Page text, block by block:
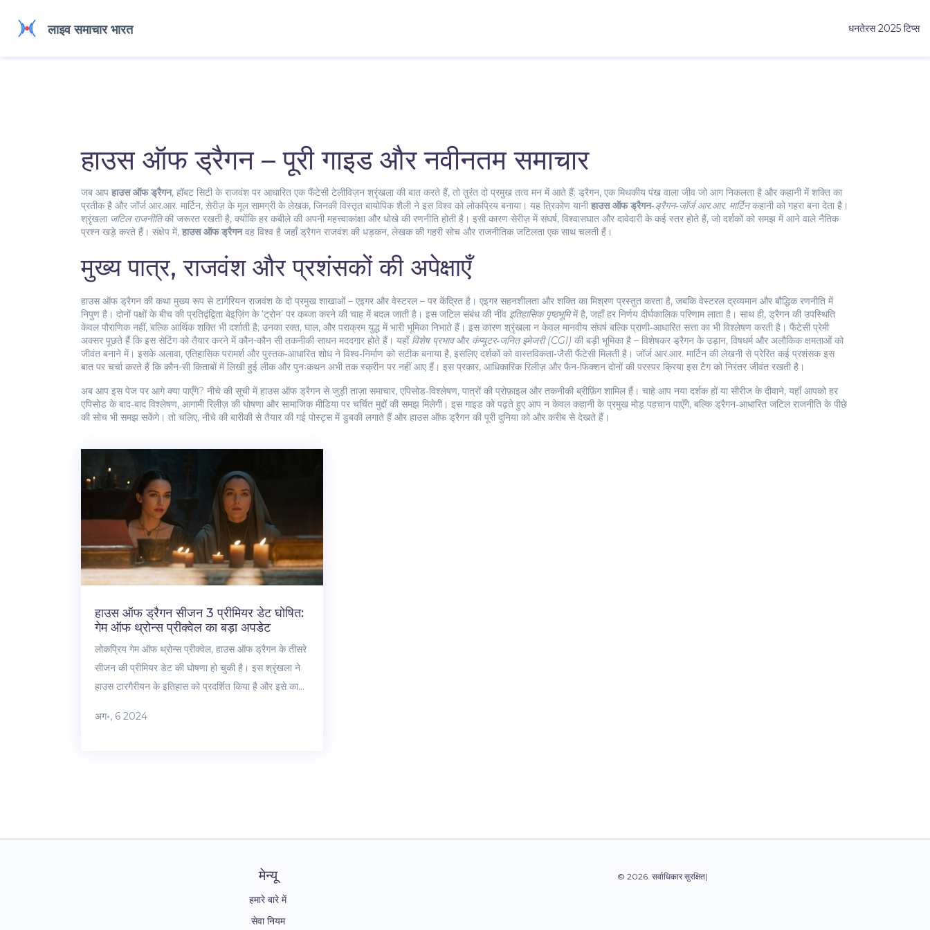
धनतेरस 2025 टिप्स
हाउस ऑफ ड्रैगन – पूरी गाइड और नवीनतम समाचार
जब आप हाउस ऑफ ड्रैगन, हॉबट सिटी के राजवंश पर आधारित एक फैंटेसी टेलीविज़न श्रृंखला की बात करते हैं, तो तुरंत दो प्रमुख तत्व मन में आते हैं: ड्रैगन, एक मिथकीय पंख वाला जीव जो आग निकलता है और कहानी में शक्ति का
प्रतीक है और जॉर्ज आर.आर. मार्टिन, सेरीज़ के मूल सामग्री के लेखक, जिनकी विस्तृत बायोपिक शैली ने इस विश्व को लोकप्रिय बनाया । यह त्रिकोण यानी हाउस ऑफ ड्रैगन‑ड्रैगन‑जॉर्ज आर.आर. मार्टिनकहानी को गहरा बना देता है।
श्रृंखला जटिल राजनीतिकी जरूरत रखती है, क्योंकि हर कबीले की अपनी महत्त्वाकांक्षा और धोखे की रणनीति होती है। इसी कारण सेरीज़ में संघर्ष, विश्वासघात और दावेदारी के कई स्तर होते हैं, जो दर्शकों को समझ में आने वाले नैतिक
प्रश्न खड़े करते हैं। संक्षेप में, हाउस ऑफ ड्रैगनवह विश्व है जहाँ ड्रैगन राजवंश की धड़कन, लेखक की गहरी सोच और राजनीतिक जटिलता एक साथ चलती हैं।
मुख्य पात्र, राजवंश और प्रशंसकों की अपेक्षाएँ
हाउस ऑफ ड्रैगन की कथा मुख्य रूप से टार्गरियन राजवंश के दो प्रमुख शाखाओं – एइगर और वेस्टरल – पर केंद्रित है। एइगर सहनशीलता और शक्ति का मिश्रण प्रस्तुत करता है, जबकि वेस्टरल द्रव्यमान और बौद्धिक रणनीति में
निपुण है। दोनों पक्षों के बीच की प्रतिद्वंद्विता बेइज़िंग के ‘ट्रोन’ पर कब्जा करने की चाह में बदल जाती है। इस जटिल संबंध की नींव इतिहासिक पृष्ठभूमिमें है, जहाँ हर निर्णय दीर्घकालिक परिणाम लाता है। साथ ही, ड्रैगन की उपस्थिति
केवल पौराणिक नहीं, बल्कि आर्थिक शक्ति भी दर्शाती है; उनका रक्त, घाल, और पराक्रम युद्ध में भारी भूमिका निभाते हैं। इस कारण श्रृंखला न केवल मानवीय संघर्ष बल्कि प्राणी‑आधारित सत्ता का भी विश्लेषण करती है। फैंटेसी प्रेमी
अक्सर पूछते हैं कि इस सेटिंग को तैयार करने में कौन-कौन सी तकनीकी साधन मददगार होते हैं। यहाँ विशेष प्रभावऔर कंप्यूटर‑जनित इमेजरी (CGI) की बड़ी भूमिका है – विशेषकर ड्रैगन के उड़ान, विषधर्म और अलौकिक क्षमताओं को
जीवंत बनाने में। इसके अलावा, एतिहासिक परामर्श और पुस्तक‑आधारित शोध ने विश्व‑निर्माण को सटीक बनाया है, इसलिए दर्शकों को वास्तविकता‑जैसी फैंटेसी मिलती है। जॉर्ज आर.आर. मार्टिन की लेखनी से प्रेरित कई प्रशंसक इस
बात पर चर्चा करते हैं कि कौन-सी किताबों में लिखी हुई लीक और पुनःकथन अभी तक स्क्रीन पर नहीं आए हैं। इस प्रकार, आधिकारिक रिलीज़ और फैन‑फिक्शन दोनों की परस्पर क्रिया इस टैग को निरंतर जीवंत रखती है।
अब आप इस पेज पर आगे क्या पाएँगे? नीचे की सूची में हाउस ऑफ ड्रैगन से जुड़ी ताज़ा समाचार, एपिसोड‑विश्लेषण, पात्रों की प्रोफ़ाइल और तकनीकी ब्रीफ़िंग शामिल हैं। चाहे आप नया दर्शक हों या सीरीज के दीवाने, यहाँ आपको हर
एपिसोड के बाद‑बाद विश्लेषण, आगामी रिलीज़ की घोषणा और सामाजिक मीडिया पर चर्चित मुद्दों की समझ मिलेगी। इस गाइड को पढ़ते हुए आप न केवल कहानी के प्रमुख मोड़ पहचान पाएँगे, बल्कि ड्रैगन‑आधारित जटिल राजनीति के पीछे
की सोच भी समझ सकेंगे। तो चलिए, नीचे की बारीकी से तैयार की गई पोस्ट्स में डुबकी लगाते हैं और हाउस ऑफ ड्रैगन की पूरी दुनिया को और करीब से देखते हैं।
हाउस ऑफ ड्रैगन सीजन 3 प्रीमियर डेट घोषित:
गेम ऑफ थ्रोन्स प्रीक्वेल का बड़ा अपडेट
लोकप्रिय गेम ऑफ थ्रोन्स प्रीक्वेल, हाउस ऑफ ड्रैगन के तीसरे
सीजन की प्रीमियर डेट की घोषणा हो चुकी है। इस श्रृंखला ने
हाउस टारगैरीयन के इतिहास को प्रदर्शित किया है और इसे काफी
लेकर आने वाला है। प्रशंसकों को 2025 की शुरुआत में यह नया
अग॰, 6 2024
मेन्यू
हमारे बारे में
सेवा नियम
© 2026. सर्वाधिकार सुरक्षित|